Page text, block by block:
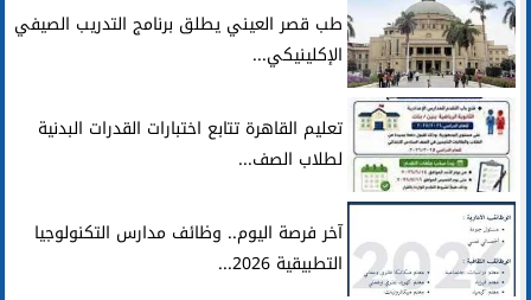
طب قصر العيني يطلق برنامج التدريب الصيفي
الإكلينيكي...
تعليم القاهرة تتابع اختبارات القدرات البدنية
لطلاب الصف...
آخر فرصة اليوم.. وظائف مدارس التكنولوجيا
التطبيقية 2026...